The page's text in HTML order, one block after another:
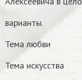
варианты.
Тема любви
Тема искусства